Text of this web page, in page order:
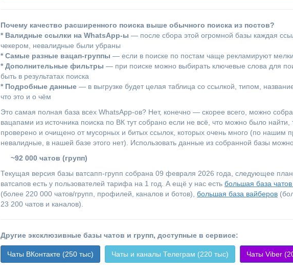
Почему качество расширенного поиска выше обычного поиска из постов?
* Валидные ссылки на WhatsApp-ы — после сбора этой огромной базы каждая
чекером, невалидные были убраны
* Самые разные вацап-группы — если в поиске по постам чаще рекламируют
* Дополнительные фильтры — при поиске можно выбирать ключевые слова для
быть в результатах поиска
* Подробные данные — в выгрузке будет целая таблица со ссылкой, типом,
что это и о чём
Это самая полная база всех WhatsApp-ов? Нет, конечно — скорее всего, можно
вацапами из источника поиска по ВК тут собрано если не всё, что можно было
проверено и очищено от мусорных и битых ссылок, которых очень много (по
невалидные, в нашей базе этого нет). Использовать данные из собранной базы
~92 000 чатов (групп)
Текущая версия базы ватсапп-групп собрана 09 февраля 2026 года, следующее
ватсапов есть у пользователей тарифа на 1 год. А ещё у нас есть большая база
(более 220 000 чатов/групп, профилей, каналов и ботов), большая база вайберов
23 200 чатов и каналов).
Другие эксклюзивные базы чатов и групп, доступные в сервисе:
Чаты ВКонтакте (250 тыс) Чаты и каналы Телеграм (220 тыс) Чаты Viber